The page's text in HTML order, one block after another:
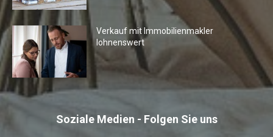
Verkauf mit Immobilienmakler
lohnenswert
Soziale Medien - Folgen Sie uns